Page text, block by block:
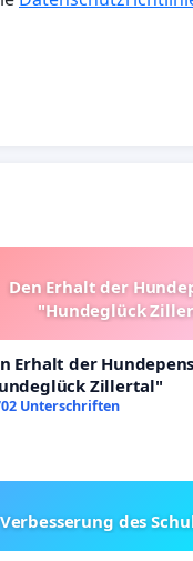
Den Erhalt der
"Hundeglück
Erhalt der
Zillertal"
Unterschriften
Verbesserung des